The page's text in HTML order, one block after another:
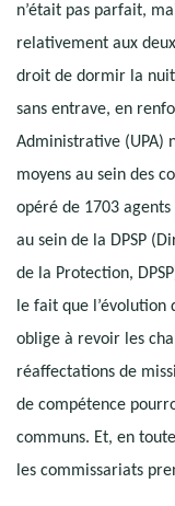
n’était pas parfait,
relativement aux
droit de dormir la
sans entrave, en
Administrative (UPA)
moyens au sein des
opéré de 1703
au sein de la DPSP
de la Protection,
le fait que l’évolution
oblige à revoir les
réaffectations de
de compétence
communs. Et, en
les commissariats